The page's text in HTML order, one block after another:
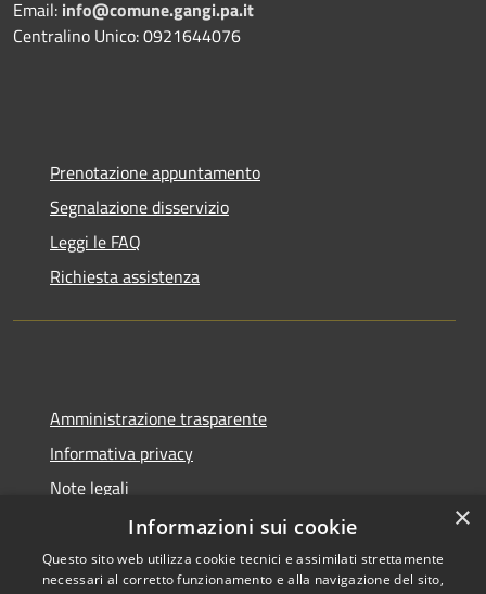
Email: info@comune.gangi.pa.it
Centralino Unico: 0921644076
Prenotazione appuntamento
Segnalazione disservizio
Leggi le FAQ
Richiesta assistenza
Amministrazione trasparente
Informativa privacy
Note legali
Dichiarazione di accessibilità
×
Informazioni sui cookie
Questo sito web utilizza cookie tecnici e assimilati strettamente
necessari al corretto funzionamento e alla navigazione del sito,